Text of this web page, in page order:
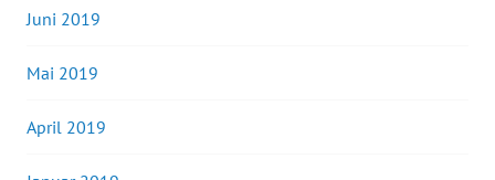
Juni 2019
Mai 2019
April 2019